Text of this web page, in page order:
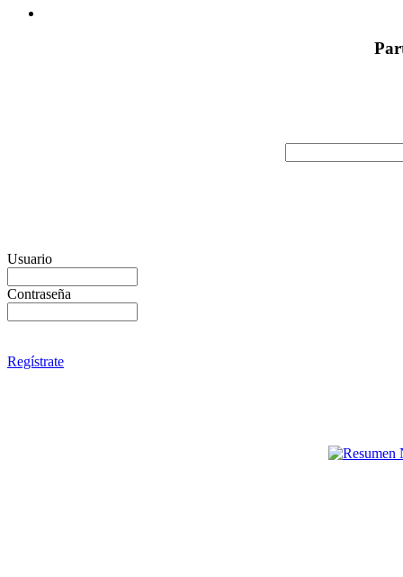
Usuario
Contraseña
Regístrate